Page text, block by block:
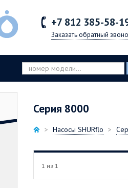
+7 812 385-58-
Заказать обратный
Серия 8000
Насосы SHURflo
1 из 1